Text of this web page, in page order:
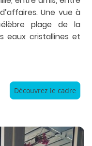
Une vue à
plage de la
eaux cristallines et
Découvrez le cadre